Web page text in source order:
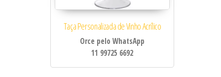
Taça Personalizada de Vinho Acrílico
Orce pelo WhatsApp
11 99725 6692